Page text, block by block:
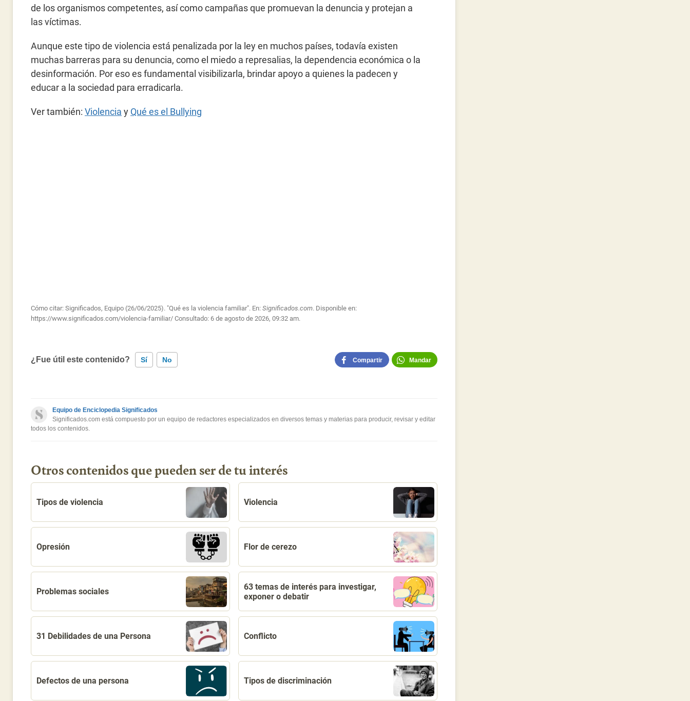
de los organismos competentes, así como campañas que promuevan la denuncia y protejan a
las víctimas.
Aunque este tipo de violencia está penalizada por la ley en muchos países, todavía existen
muchas barreras para su denuncia, como el miedo a represalias, la dependencia económica o la
desinformación. Por eso es fundamental visibilizarla, brindar apoyo a quienes la padecen y
educar a la sociedad para erradicarla.
Ver también: Violencia y Qué es el Bullying
Cómo citar: Significados, Equipo (26/06/2025). "Qué es la violencia familiar". En: Significados.com. Disponible en:
https://www.significados.com/violencia-familiar/ Consultado: 6 de agosto de 2026, 09:32 am.
¿Fue útil este contenido? Sí No
Este contenido no tiene la información que busco
Otro
Compartir Mandar
Equipo de Enciclopedia Significados
Significados.com está compuesto por un equipo de redactores especializados en diversos temas y materias para producir, revisar y editar
todos los contenidos.
Otros contenidos que pueden ser de tu interés
Tipos de violencia Violencia
Opresión Flor de cerezo
Problemas sociales
63 temas de interés para investigar,
exponer o debatir
31 Debilidades de una Persona Conflicto
Defectos de una persona Tipos de discriminación